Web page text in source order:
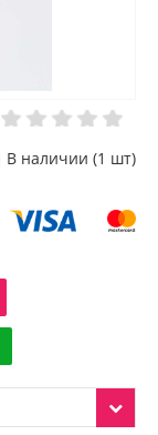
В наличии (1 шт)